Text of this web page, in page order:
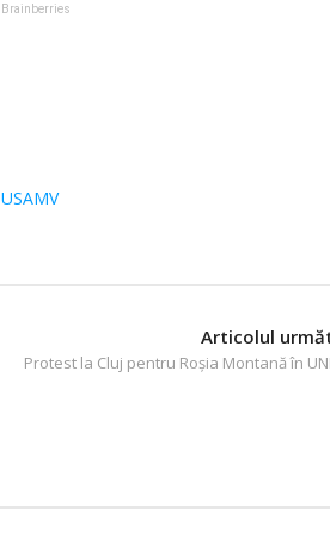
USAMV
Articolul
Protest la Cluj pentru Roșia Montană în